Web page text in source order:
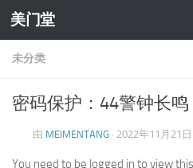
跳至内容
美门堂
未分类
密码保护：44警钟长鸣
由 MEIMENTANG · 2022年11月21日
You need to be logged in to view